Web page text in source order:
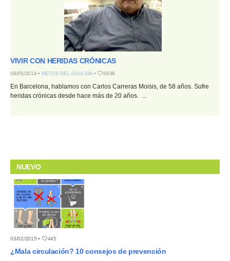
VIVIR CON HERIDAS CRÓNICAS
08/05/2014 • RETOS DEL DÍA A DÍA• 8838
En Barcelona, hablamos con Carlos Carreras Moisis, de 58 años. Sufre
heridas crónicas desde hace más de 20 años. ...
NUEVO
03/02/2015 • 445
¿Mala circulación? 10 consejos de prevención